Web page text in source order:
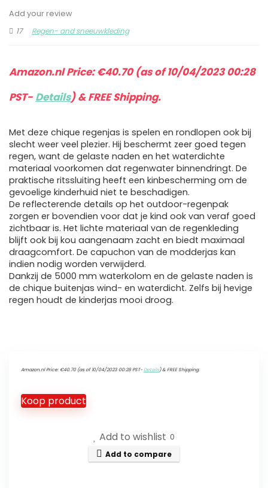
Add your review
17
Regen- and sneeuwkleding
Amazon.nl Price:€40.70(as of 10/04/2023 00:28
PST- Details)&FREE Shipping.
Met deze chique regenjas is spelen en rondlopen ook bij
slecht weer veel plezier. Hij beschermt zeer goed tegen
regen, want de gelaste naden en het waterdichte
materiaal voorkomen dat regenwater binnendringt. De
praktische ritssluiting heeft een kinbescherming om de
gevoelige kinderhuid niet te beschadigen.
De reflecterende details op het outdoor-regenpak
zorgen er bovendien voor dat je kind ook van veraf goed
zichtbaar is. Het lichte materiaal van de regenkleding
blijft ook bij kou aangenaam zacht en biedt maximaal
draagcomfort. De capuchon van de modderjas kan
indien nodig worden verwijderd.
Dankzij de 5000 mm waterkolom en de gelaste naden is
de chique buitenjas wind- en waterdicht. Zelfs bij hevige
regen houdt de kinderjas mooi droog.
Amazon.nl Price: €40.70(as of 10/04/2023 00:28 PST-Details)&FREE Shipping.
Koop product
Add to wishlist 0
Add to compare